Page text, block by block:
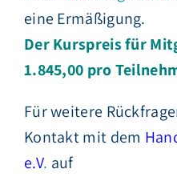
eine Ermäßigung.
Der Kurspreis für
1.845,00 pro
Für weitere
Kontakt mit dem
e.V. auf